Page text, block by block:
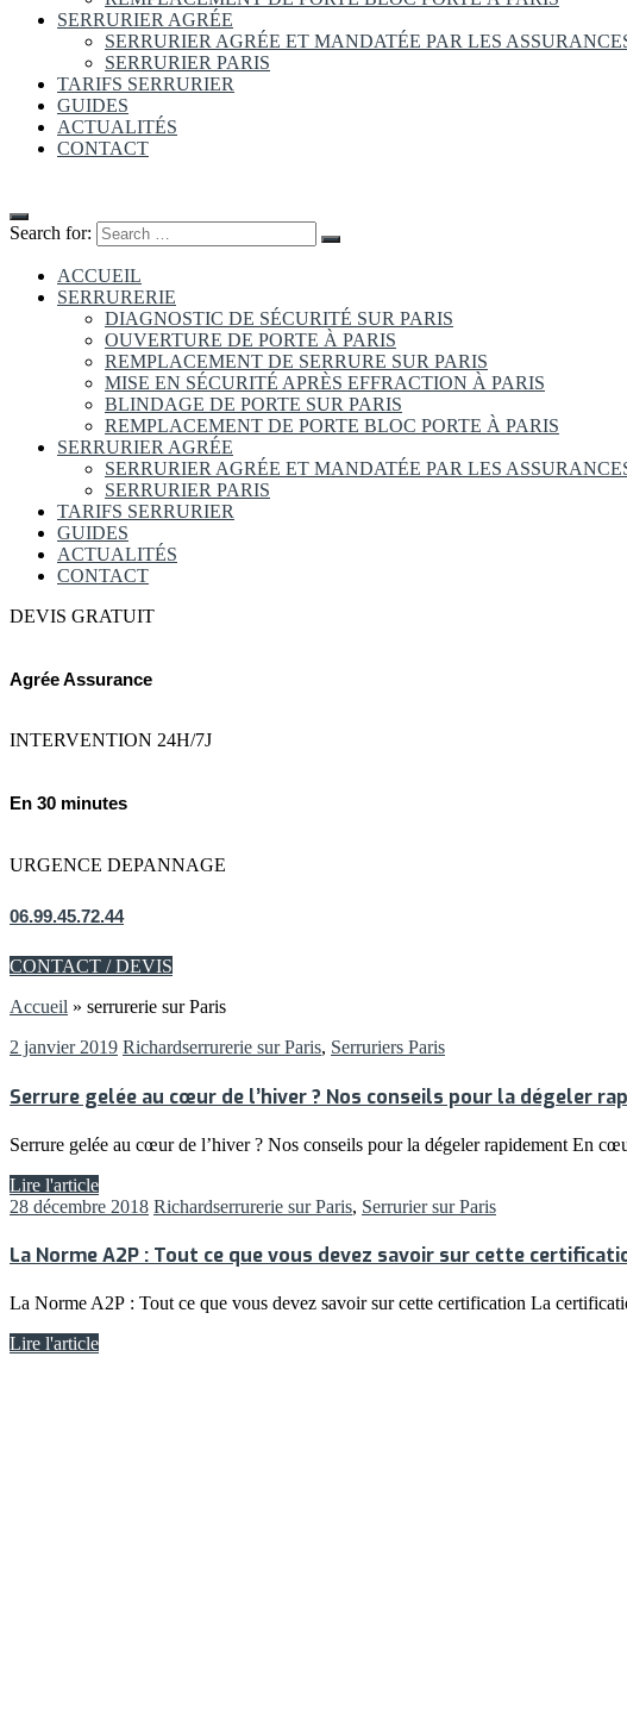
SERRURIER AGRÉE
SERRURIER AGRÉE ET MANDATÉE PAR LES
SERRURIER PARIS
TARIFS SERRURIER
GUIDES
ACTUALITÉS
CONTACT
Search for:
ACCUEIL
SERRURERIE
DIAGNOSTIC DE SÉCURITÉ SUR PARIS
OUVERTURE DE PORTE À PARIS
REMPLACEMENT DE SERRURE SUR PARIS
MISE EN SÉCURITÉ APRÈS EFFRACTION À PARIS
BLINDAGE DE PORTE SUR PARIS
REMPLACEMENT DE PORTE BLOC PORTE À PARIS
SERRURIER AGRÉE
SERRURIER AGRÉE ET MANDATÉE PAR LES
SERRURIER PARIS
TARIFS SERRURIER
GUIDES
ACTUALITÉS
CONTACT
DEVIS GRATUIT
Agrée Assurance
INTERVENTION 24H/7J
En 30 minutes
URGENCE DEPANNAGE
06.99.45.72.44
CONTACT / DEVIS
Accueil » serrurerie sur Paris
2 janvier 2019 Richardserrurerie sur Paris, Serruriers Paris
Serrure gelée au cœur de l’hiver ? Nos conseils pour la dégeler
Serrure gelée au cœur de l’hiver ? Nos conseils pour la dégeler rapidement En
Lire l'article
28 décembre 2018 Richardserrurerie sur Paris, Serrurier sur Paris
La Norme A2P : Tout ce que vous devez savoir sur cette
La Norme A2P : Tout ce que vous devez savoir sur cette certification La
Lire l'article